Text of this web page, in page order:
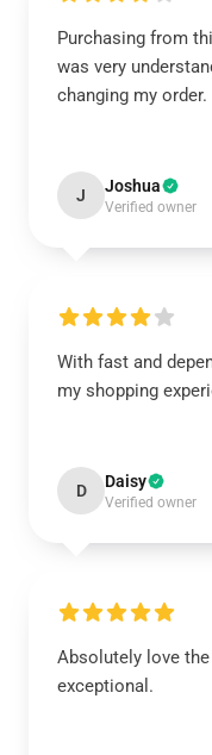
Purchasing from
was very
changing my order.
J Joshua
Verified owner
With fast and
my shopping
D Daisy
Verified owner
Absolutely love
exceptional.